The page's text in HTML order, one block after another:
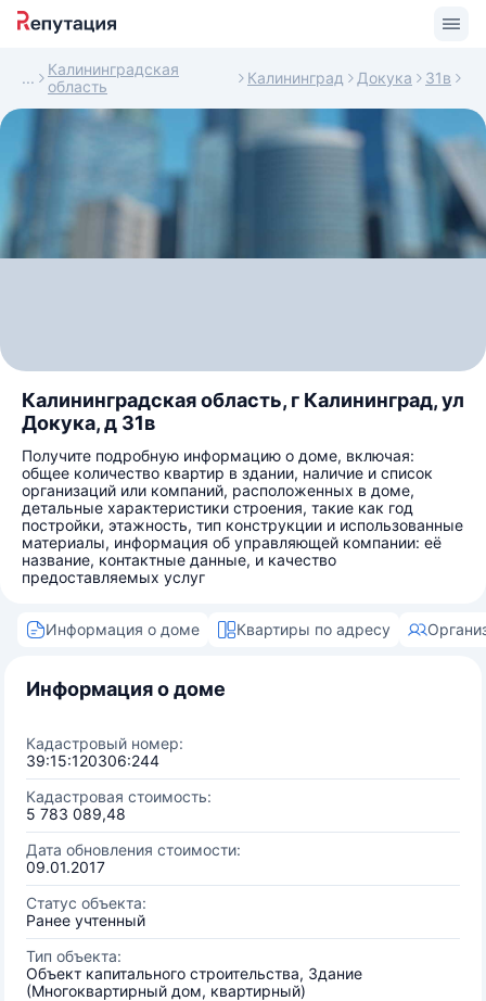
Калининградская
область
Калининград Докука 31в
Калининградская область, г Калининград, ул
Докука, д 31в
Получите подробную информацию о доме, включая:
общее количество квартир в здании, наличие и список
организаций или компаний, расположенных в доме,
детальные характеристики строения, такие как год
постройки, этажность, тип конструкции и использованные
материалы, информация об управляющей компании: её
название, контактные данные, и качество
предоставляемых услуг
Информация о доме Квартиры по адресу
Информация о доме
Кадастровый номер:
39:15:120306:244
Кадастровая стоимость:
5 783 089,48
Дата обновления стоимости:
09.01.2017
Статус объекта:
Ранее учтенный
Тип объекта:
Объект капитального строительства, Здание
(Многоквартирный дом, квартирный)